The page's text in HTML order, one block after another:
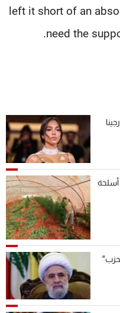
left it short of an
need the
أسلحة